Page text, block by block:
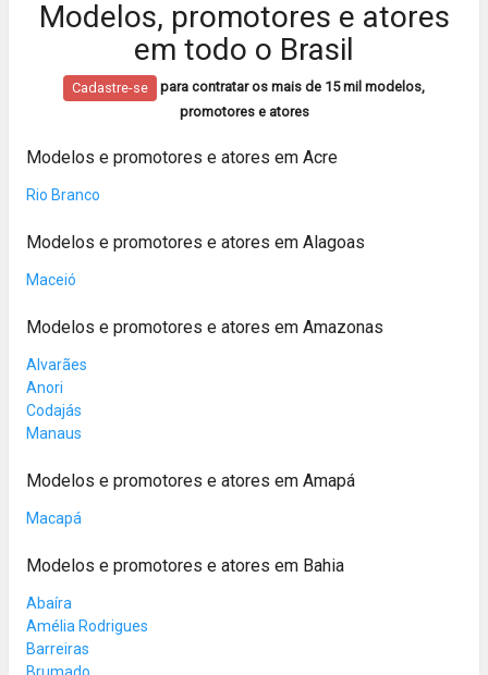
Modelos, promotores e atores
em todo o Brasil
Cadastre-se
para contratar os mais de 15 mil modelos,
promotores e atores
Modelos e promotores e atores em Acre
Rio Branco
Modelos e promotores e atores em Alagoas
Maceió
Modelos e promotores e atores em Amazonas
Alvarães
Anori
Codajás
Manaus
Modelos e promotores e atores em Amapá
Macapá
Modelos e promotores e atores em Bahia
Abaíra
Amélia Rodrigues
Barreiras